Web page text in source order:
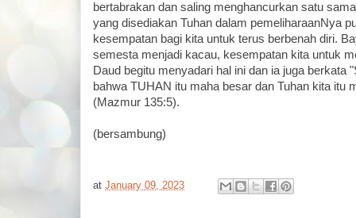
bertabrakan dan saling menghancurkan satu
yang disediakan Tuhan dalam pemeliharaanNya
kesempatan bagi kita untuk terus berbenah diri.
semesta menjadi kacau, kesempatan kita untuk
Daud begitu menyadari hal ini dan ia juga berkata
bahwa TUHAN itu maha besar dan Tuhan kita itu
(Mazmur 135:5).
(bersambung)
at January 09, 2023